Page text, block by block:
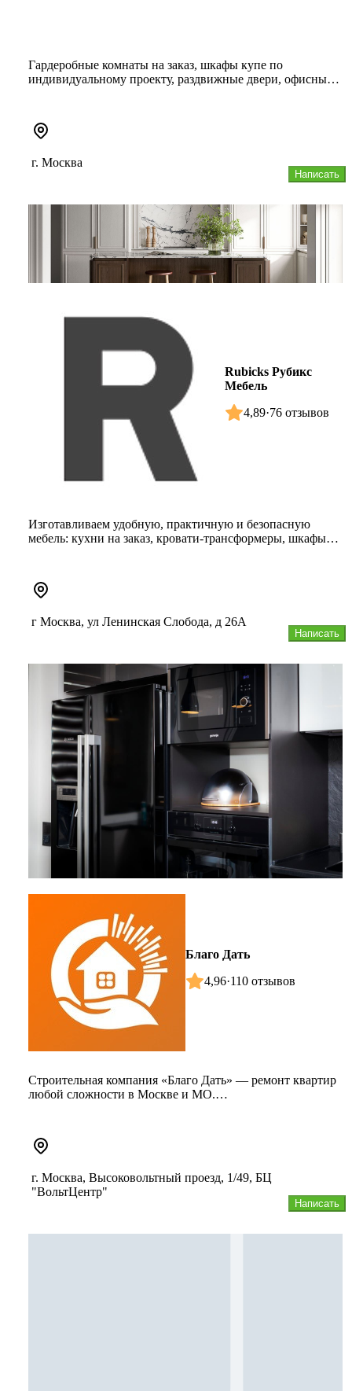
Гардеробные комнаты на заказ, шкафы купе по
индивидуальному проекту, раздвижные двери, офисные и
Написать
г. Москва
Rubicks Рубикс
Мебель
4,89·76 отзывов
Изготавливаем удобную, практичную и безопасную
мебель: кухни на заказ, кровати-трансформеры, шкафы
Написать
г Москва, ул Ленинская Слобода, д 26А
Благо Дать
4,96·110 отзывов
Строительная компания «Благо Дать» — ремонт квартир
любой сложности в Москве и МО.
Написать
г. Москва, Высоковольтный проезд, 1/49, БЦ
"ВольтЦентр"